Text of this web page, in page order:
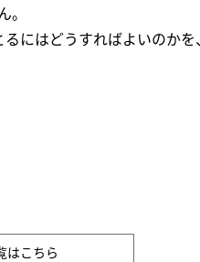
にはどうすればよいのかを、
はこちら